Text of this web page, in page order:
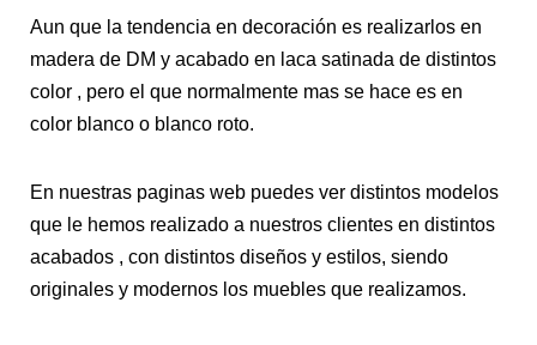
Aun que la tendencia en decoración es realizarlos en
madera de DM y acabado en laca satinada de distintos
color , pero el que normalmente mas se hace es en
color blanco o blanco roto.
En nuestras paginas web puedes ver distintos modelos
que le hemos realizado a nuestros clientes en distintos
acabados , con distintos diseños y estilos, siendo
originales y modernos los muebles que realizamos.